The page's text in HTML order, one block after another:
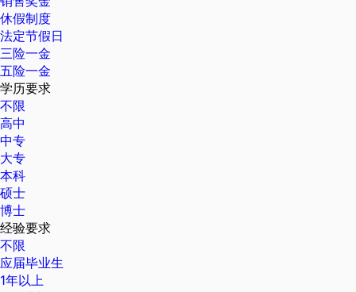
休假制度
法定节假日
三险一金
五险一金
学历要求
不限
高中
中专
大专
本科
硕士
博士
经验要求
不限
应届毕业生
1年以上